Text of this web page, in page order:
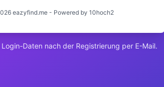
eazyfind.me - Powered by 10hoch2
Daten nach der Registrierung per E-Mail.